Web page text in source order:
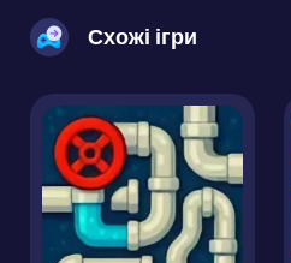
Схожі ігри